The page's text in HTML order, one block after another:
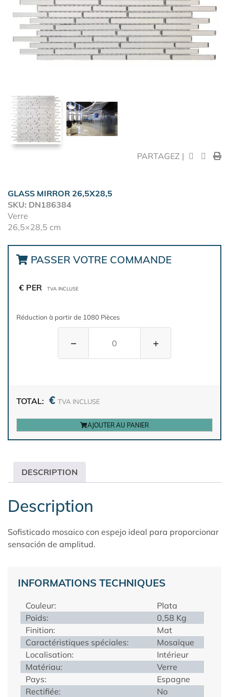
PARTAGEZ |
GLASS MIRROR 26,5X28,5
SKU: DN186384
Verre
26,5×28,5 cm
PASSER VOTRE COMMANDE
€ PER TVA INCLUSE
Réduction à partir de 1080 Pièces
− +
TOTAL: € TVA INCLUSE
AJOUTER AU PANIER
DESCRIPTION
Description
Sofisticado mosaico con espejo ideal para proporcionar
sensación de amplitud.
INFORMATIONS TECHNIQUES
Couleur:
Plata
Poids:
0,58 Kg
Finition:
Mat
Caractéristiques spéciales:
Mosaïque
Localisation:
Intérieur
Matériau:
Verre
Pays:
Espagne
Rectifiée:
No